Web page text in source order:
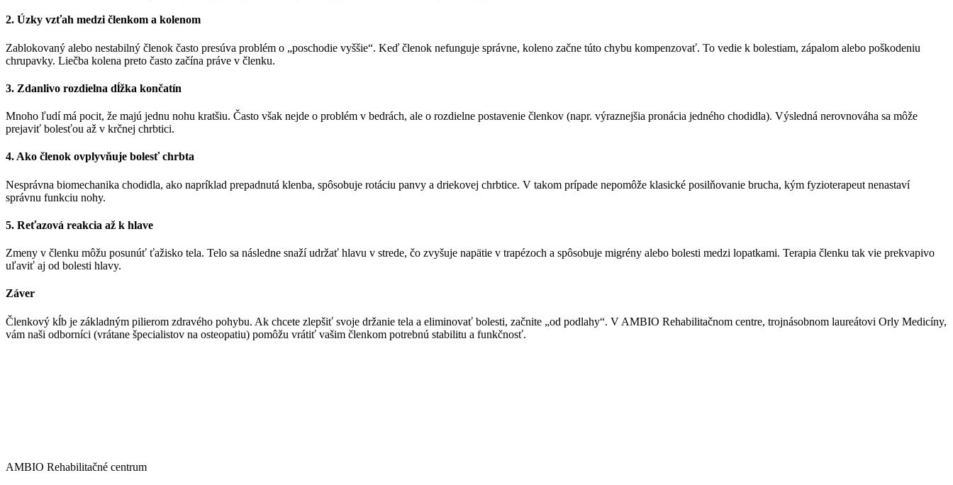
2. Úzky vzťah medzi členkom a kolenom
Zablokovaný alebo nestabilný členok často presúva problém o „poschodie vyššie“. Keď členok nefunguje správne, koleno začne túto chybu kompenzovať. To vedie k bolestiam, zápalom alebo poškodeniu
chrupavky. Liečba kolena preto často začína práve v členku.
3. Zdanlivo rozdielna dĺžka končatín
Mnoho ľudí má pocit, že majú jednu nohu kratšiu. Často však nejde o problém v bedrách, ale o rozdielne postavenie členkov (napr. výraznejšia pronácia jedného chodidla). Výsledná nerovnováha sa môže
prejaviť bolesťou až v krčnej chrbtici.
4. Ako členok ovplyvňuje bolesť chrbta
Nesprávna biomechanika chodidla, ako napríklad prepadnutá klenba, spôsobuje rotáciu panvy a driekovej chrbtice. V takom prípade nepomôže klasické posilňovanie brucha, kým fyzioterapeut nenastaví
správnu funkciu nohy.
5. Reťazová reakcia až k hlave
Zmeny v členku môžu posunúť ťažisko tela. Telo sa následne snaží udržať hlavu v strede, čo zvyšuje napätie v trapézoch a spôsobuje migrény alebo bolesti medzi lopatkami. Terapia členku tak vie prekvapivo
uľaviť aj od bolesti hlavy.
Záver
Členkový kĺb je základným pilierom zdravého pohybu. Ak chcete zlepšiť svoje držanie tela a eliminovať bolesti, začnite „od podlahy“. V AMBIO Rehabilitačnom centre, trojnásobnom laureátovi Orly Medicíny,
vám naši odborníci (vrátane špecialistov na osteopatiu) pomôžu vrátiť vašim členkom potrebnú stabilitu a funkčnosť.
AMBIO Rehabilitačné centrum